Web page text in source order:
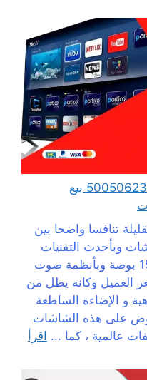
بيع تلفزيونات شاشات الكويت 50050623 بيع
تنافسا واضحا بين
وبأحدث التقنيات
وبأحجام متنوعة تصل 140و 150 بوصة وبأنظمة صوت
العميل وكانه يطل من
و الإضاءة الساطعة
على هذه الشاشات
عالمية ، كما ... اقرأ